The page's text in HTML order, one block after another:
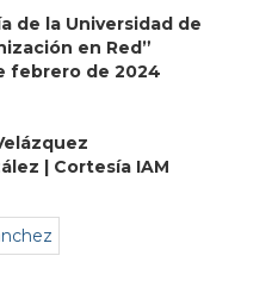
de la Universidad de
en Red”
febrero de 2024
| Cortesía IAM